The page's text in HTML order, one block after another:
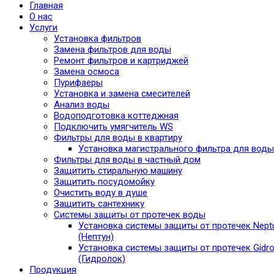
Главная
О нас
Услуги
Установка фильтров
Замена фильтров для воды
Ремонт фильтров и картриджей
Замена осмоса
Пурифаеры
Установка и замена смесителей
Анализ воды
Водоподготовка коттеджная
Подключить умягчитель WS
Фильтры для воды в квартиру
Установка магистрального фильтра для воды
Фильтры для воды в частный дом
Защитить стиральную машину
Защитить посудомойку
Очистить воду в душе
Защитить сантехнику
Системы защиты от протечек воды
Установка системы защиты от протечек
(Нептун)
Установка системы защиты от протечек
(Гидролок)
Продукция